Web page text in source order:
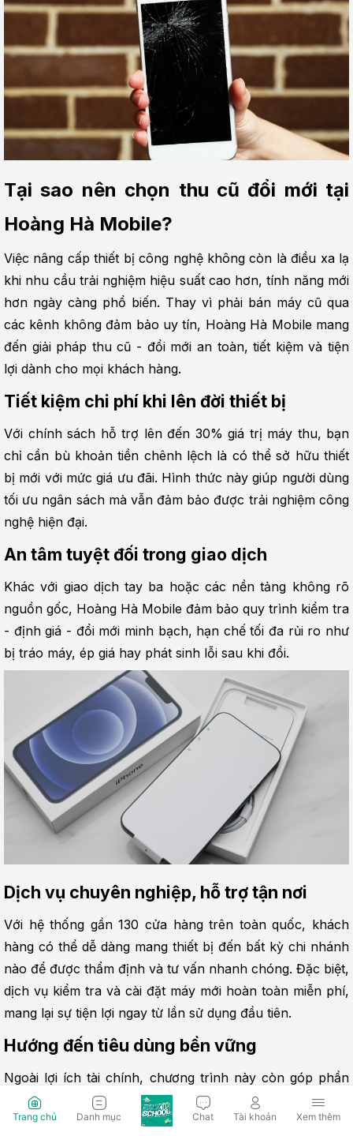
Tại sao nên chọn thu cũ đổi mới tại
Hoàng Hà Mobile?
Việc nâng cấp thiết bị công nghệ không còn là điều xa lạ
khi nhu cầu trải nghiệm hiệu suất cao hơn, tính năng mới
hơn ngày càng phổ biến. Thay vì phải bán máy cũ qua
các kênh không đảm bảo uy tín, Hoàng Hà Mobile mang
đến giải pháp thu cũ - đổi mới an toàn, tiết kiệm và tiện
lợi dành cho mọi khách hàng.
Tiết kiệm chi phí khi lên đời thiết bị
Với chính sách hỗ trợ lên đến 30% giá trị máy thu, bạn
chỉ cần bù khoản tiền chênh lệch là có thể sở hữu thiết
bị mới với mức giá ưu đãi. Hình thức này giúp người dùng
tối ưu ngân sách mà vẫn đảm bảo được trải nghiệm công
nghệ hiện đại.
An tâm tuyệt đối trong giao dịch
Khác với giao dịch tay ba hoặc các nền tảng không rõ
nguồn gốc, Hoàng Hà Mobile đảm bảo quy trình kiểm tra
- định giá - đổi mới minh bạch, hạn chế tối đa rủi ro như
bị tráo máy, ép giá hay phát sinh lỗi sau khi đổi.
Dịch vụ chuyên nghiệp, hỗ trợ tận nơi
Với hệ thống gần 130 cửa hàng trên toàn quốc, khách
hàng có thể dễ dàng mang thiết bị đến bất kỳ chi nhánh
nào để được thẩm định và tư vấn nhanh chóng. Đặc biệt,
dịch vụ kiểm tra và cài đặt máy mới hoàn toàn miễn phí,
mang lại sự tiện lợi ngay từ lần sử dụng đầu tiên.
Hướng đến tiêu dùng bền vững
Ngoài lợi ích tài chính, chương trình này còn góp phần
giảm thiểu rác thải điện tử và thúc đẩy vòng đời sử dụng
sản phẩm hợp lý hơn.
Trang chủ Danh mục Chat Tài khoản Xem thêm